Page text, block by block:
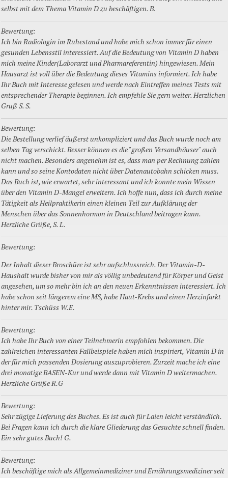
selbst mit dem Thema Vitamin D zu beschäftigen. B.
Bewertung:
Ich bin Radiologin im Ruhestand und habe mich schon immer für einen
gesunden Lebensstil interessiert. Auf die Bedeutung von Vitamin D haben
mich meine Kinder(Laborarzt und Pharmareferentin) hingewiesen. Mein
Hausarzt ist voll über die Bedeutung dieses Vitamins informiert. Ich habe
Ihr Buch mit Interesse gelesen und werde nach Eintreffen meines Tests mit
entsprechender Therapie beginnen. Ich empfehle Sie gern weiter. Herzlichen
Gruß S. S.
Bewertung:
Die Bestellung verlief äußerst unkompliziert und das Buch wurde noch am
selben Tag verschickt. Besser können es die "großen Versandhäuser" auch
nicht machen. Besonders angenehm ist es, dass man per Rechnung zahlen
kann und so seine Kontodaten nicht über Datenautobahn schicken muss.
Das Buch ist, wie erwartet, sehr interessant und ich konnte mein Wissen
über den Vitamin D-Mangel erweitern. Ich hoffe nun, dass ich durch meine
Tätigkeit als Heilpraktikerin einen kleinen Teil zur Aufklärung der
Menschen über das Sonnenhormon in Deutschland beitragen kann.
Herzliche Grüße, S. L.
Bewertung:
Der Inhalt dieser Broschüre ist sehr aufschlussreich. Der Vitamin-D-
Haushalt wurde bisher von mir als völlig unbedeutend für Körper und Geist
angesehen, um so mehr bin ich an den neuen Erkenntnissen interessiert. Ich
habe schon seit längerem eine MS, habe Haut-Krebs und einen Herzinfarkt
hinter mir. Tschüss W.E.
Bewertung:
Ich habe Ihr Buch von einer Teilnehmerin empfohlen bekommen. Die
zahlreichen interessanten Fallbeispiele haben mich inspiriert, Vitamin D in
der für mich passenden Dosierung auszuprobieren. Zurzeit mache ich eine
drei monatige BASEN-Kur und werde dann mit Vitamin D weitermachen.
Herzliche Grüße R.G
Bewertung:
Sehr zügige Lieferung des Buches. Es ist auch für Laien leicht verständlich.
Bei Fragen kann ich durch die klare Gliederung das Gesuchte schnell finden.
Ein sehr gutes Buch! G.
Bewertung:
Ich beschäftige mich als Allgemeinmediziner und Ernährungsmediziner seit